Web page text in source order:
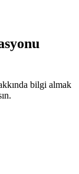
bilgi almak